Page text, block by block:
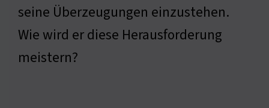
seine Überzeugungen einzustehen.
Wie wird er diese Herausforderung
meistern?